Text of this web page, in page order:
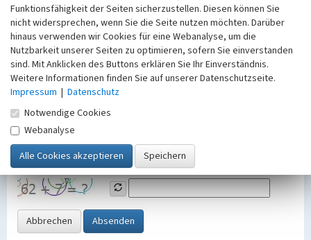
dem 25.05.2018 gültigen Europäischen Datenschutzgrundverordnung
(EU-DSGVO) vertraulich behandelt, beachten Sie bitte unsere
Hinweise zumDatenschutz
Nachricht
SicherheitsabfrageTragen Sie unten das Rechenergebnis aus der
Grafik ein
Abbrechen Absenden
Funktionsfähigkeit der Seiten sicherzustellen. Diesen können Sie
nicht widersprechen, wenn Sie die Seite nutzen möchten. Darüber
hinaus verwenden wir Cookies für eine Webanalyse, um die
Nutzbarkeit unserer Seiten zu optimieren, sofern Sie einverstanden
sind. Mit Anklicken des Buttons erklären Sie Ihr Einverständnis.
Weitere Informationen finden Sie auf unserer Datenschutzseite.
Impressum | Datenschutz
Notwendige Cookies
Webanalyse